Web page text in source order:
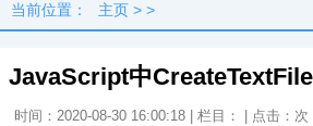
当前位置： 主页 > >
JavaScript中
时间：2020-08-30 16:00:18 | 栏目： | 点击： 次